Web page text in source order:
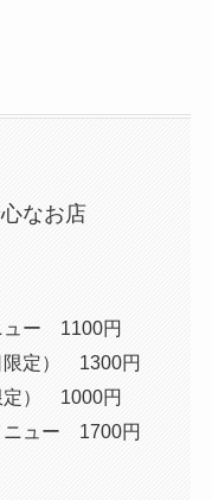
なお店
ュー 1100円
限定） 1300円
定） 1000円
ニュー 1700円